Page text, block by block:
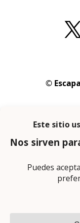
©
En calidad
ingresos